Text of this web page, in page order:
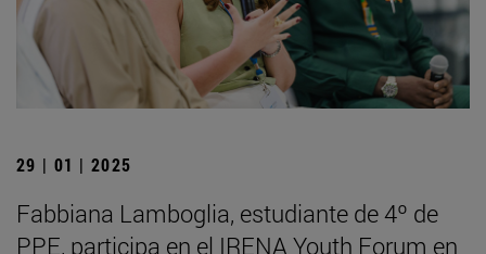
29 | 01 | 2025
Fabbiana Lamboglia, estudiante de 4º de
PPE, participa en el IRENA Youth Forum en